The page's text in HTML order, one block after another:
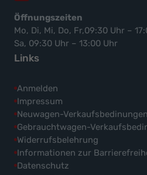
Öffnungszeiten
Mo, Di, Mi, Do, Fr,09:30 Uhr –
Sa, 09:30 Uhr – 13:00 Uhr
Links
Anmelden
Impressum
Neuwagen-Verkaufsbedinungen
Gebrauchtwagen-
Widerrufsbelehrung
Informationen zur
Datenschutz